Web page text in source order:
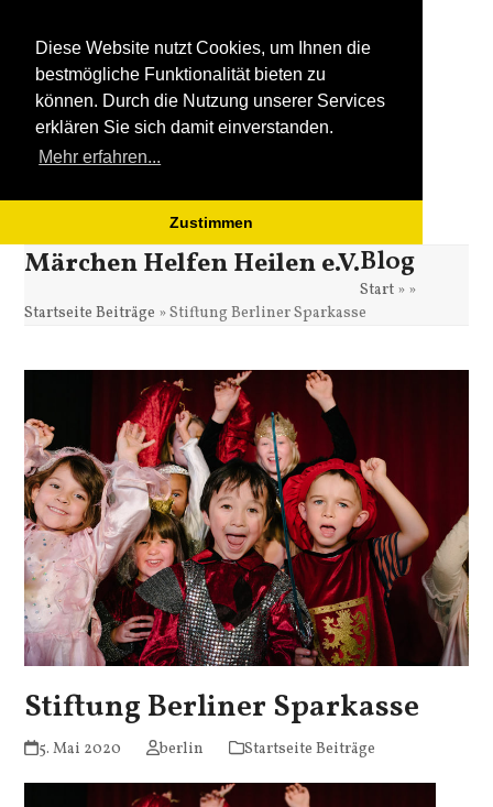
Diese Website nutzt Cookies, um Ihnen die
bestmögliche Funktionalität bieten zu
können. Durch die Nutzung unserer Services
erklären Sie sich damit einverstanden.
Mehr erfahren...
Zustimmen
Skip
content
Märchen Helfen Heilen e.V.
Open
mobile
Close
mobile
Blog
Start » »
Startseite Beiträge »Stiftung Berliner Sparkasse
Stiftung Berliner Sparkasse
5. Mai 2020 berlin Startseite Beiträge